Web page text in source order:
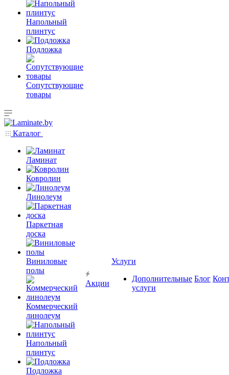
Напольный
плинтус
Подложка
Сопутствующие
товары
Каталог
Ламинат
Ковролин
Линолеум
Паркетная
доска
Виниловые
полы
Коммерческий
линолеум
Напольный
плинтус
Подложка
Акции
Услуги
Дополнительные
услуги
Блог